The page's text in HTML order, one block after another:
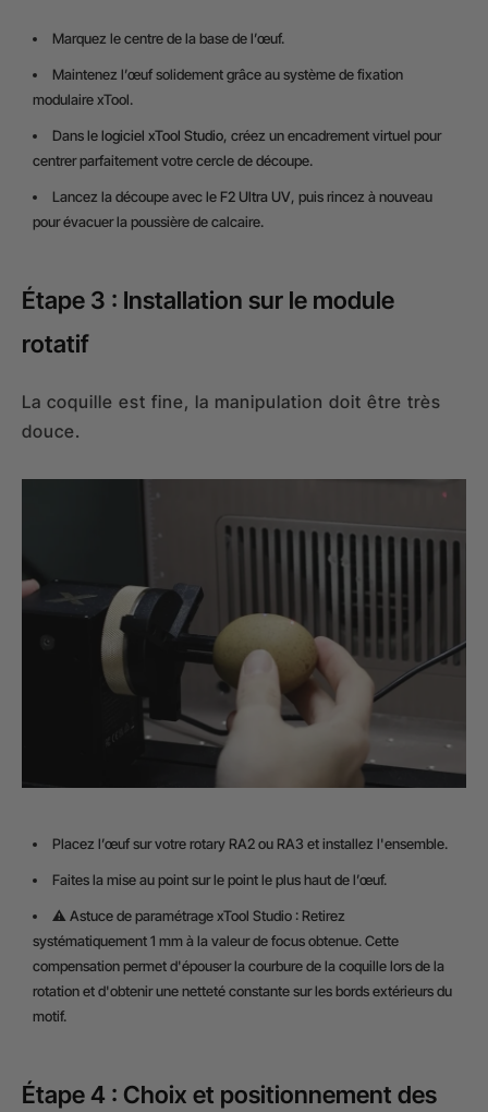
Marquez le centre de la base de l’œuf.
Maintenez l’œuf solidement grâce au système de fixation
modulaire xTool.
Dans lelogiciel xTool Studio, créez un encadrement virtuel pour
centrer parfaitement votre cercle de découpe.
Lancez la découpe avec le F2 Ultra UV, puis rincez à nouveau
pour évacuer la poussière de calcaire.
Étape 3 : Installation sur le module
rotatif
La coquille est fine, la manipulation doit être très
douce.
Placez l’œuf sur votre rotary RA2 ou RA3 et installez l'ensemble.
Faites la mise au point sur le point le plus haut de l’œuf.
⚠️ Astuce de paramétrage xTool Studio : Retirez
systématiquement 1 mm à la valeur de focus obtenue. Cette
compensation permet d'épouser la courbure de la coquille lors de la
rotation et d'obtenir une netteté constante sur les bords extérieurs du
motif.
Étape 4 : Choix et positionnement des